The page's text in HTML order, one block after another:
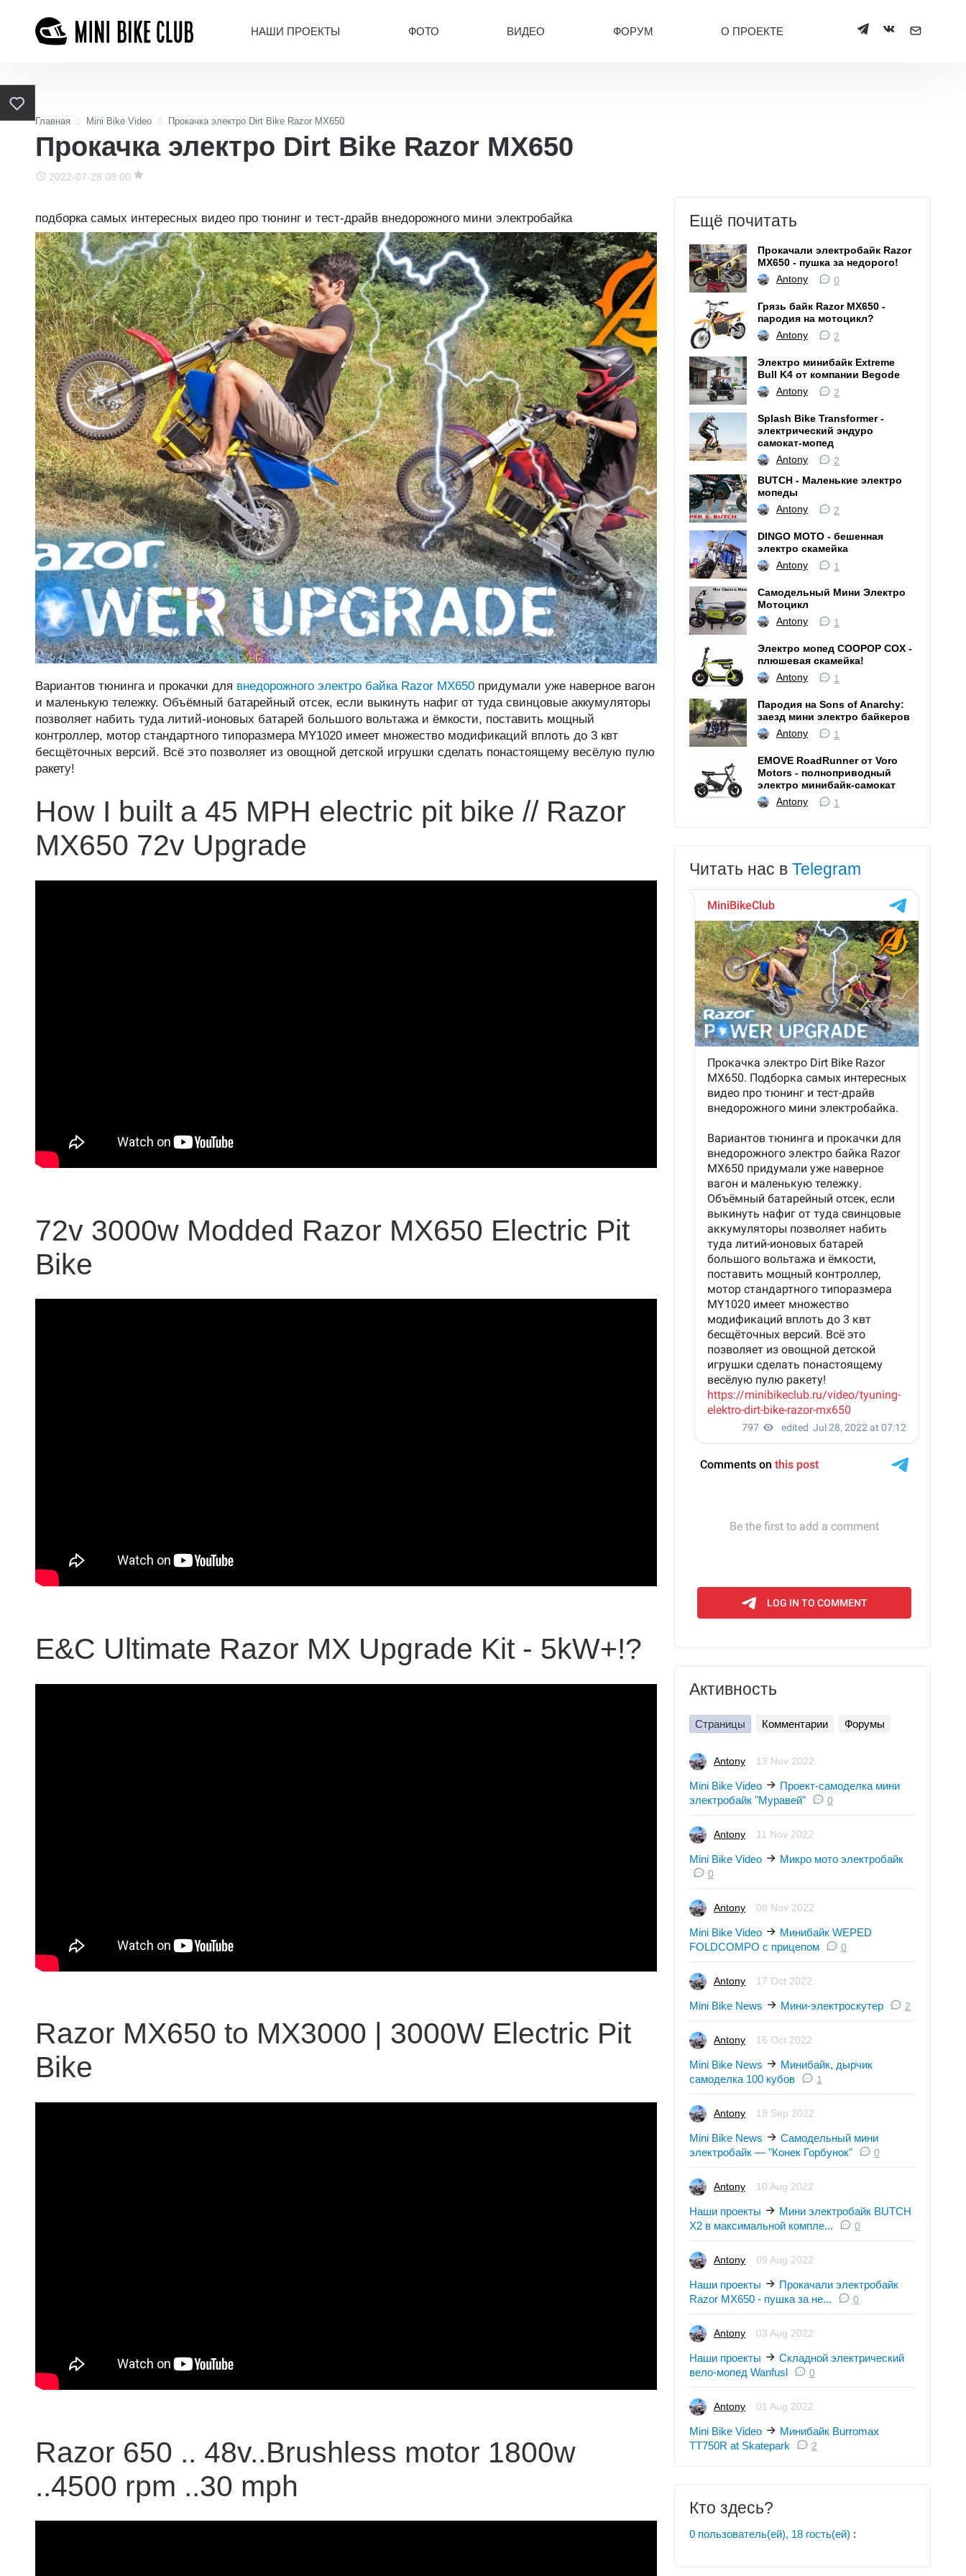
НАШИ ПРОЕКТЫ ФОТО ВИДЕО ФОРУМ О ПРОЕКТЕ
Главная Mini Bike Video Прокачка электро Dirt Bike Razor MX650
Прокачка электро Dirt Bike Razor MX650
2022-07-28 08:00
подборка самых интересных видео про тюнинг и тест-драйв внедорожного мини электробайка
Вариантов тюнинга и прокачки для внедорожного электро байка Razor MX650 придумали уже наверное вагон
и маленькую тележку. Объёмный батарейный отсек, если выкинуть нафиг от туда свинцовые аккумуляторы
позволяет набить туда литий-ионовых батарей большого вольтажа и ёмкости, поставить мощный
контроллер, мотор стандартного типоразмера MY1020 имеет множество модификаций вплоть до 3 квт
бесщёточных версий. Всё это позволяет из овощной детской игрушки сделать понастоящему весёлую пулю
ракету!
How I built a 45 MPH electric pit bike // Razor
MX650 72v Upgrade
72v 3000w Modded Razor MX650 Electric Pit
Bike
E&C Ultimate Razor MX Upgrade Kit - 5kW+!?
Razor MX650 to MX3000 | 3000W Electric Pit
Bike
Razor 650 .. 48v..Brushless motor 1800w
..4500 rpm ..30 mph
Ещё почитать
Прокачали электробайк Razor
MX650 - пушка за недорого!
Antony
0
Грязь байк Razor MX650 -
пародия на мотоцикл?
Antony
2
Электро минибайк Extreme
Bull K4 от компании Begode
Antony
2
Splash Bike Transformer -
электрический эндуро
самокат-мопед
Antony
2
BUTCH - Маленькие электро
мопеды
Antony
2
DINGO MOTO - бешенная
электро скамейка
Antony
1
Самодельный Мини Электро
Мотоцикл
Antony
1
Электро мопед COOPOP COX -
плюшевая скамейка!
Antony
1
Пародия на Sons of Anarchy:
заезд мини электро байкеров
Antony
1
EMOVE RoadRunner от Voro
Motors - полноприводный
электро минибайк-самокат
Antony
1
Читать нас в Telegram
Активность
Страницы Комментарии Форумы
Antony 13 Nov 2022
Mini Bike Video
Проект-самоделка мини
электробайк "Муравей"
0
Antony 11 Nov 2022
Mini Bike Video Микро мото электробайк
0
Antony 08 Nov 2022
Mini Bike Video
Минибайк WEPED
FOLDCOMPO с прицепом
0
Antony 17 Oct 2022
Mini Bike News Мини-электроскутер 2
Antony 16 Oct 2022
Mini Bike News
Минибайк, дырчик
самоделка 100 кубов
1
Antony 19 Sep 2022
Mini Bike News
Самодельный мини
электробайк — "Конек Горбунок"
0
Antony 10 Aug 2022
Наши проекты
Мини электробайк BUTCH
X2 в максимальной компле...
0
Antony 09 Aug 2022
Наши проекты
Прокачали электробайк
Razor MX650 - пушка за не...
0
Antony 03 Aug 2022
Наши проекты
Складной электрический
вело-мопед Wanfusl
0
Antony 01 Aug 2022
Mini Bike Video
Минибайк Burromax
TT750R at Skatepark
2
Кто здесь?
0 пользователь(ей), 18 гость(ей) :